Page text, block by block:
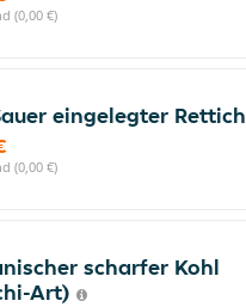
(0,00 €)
eingelegter Rettich
(0,00 €)
scharfer Kohl
Art)